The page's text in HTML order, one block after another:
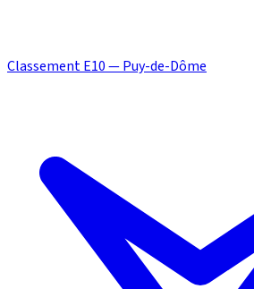
Classement E10 — Puy-de-Dôme